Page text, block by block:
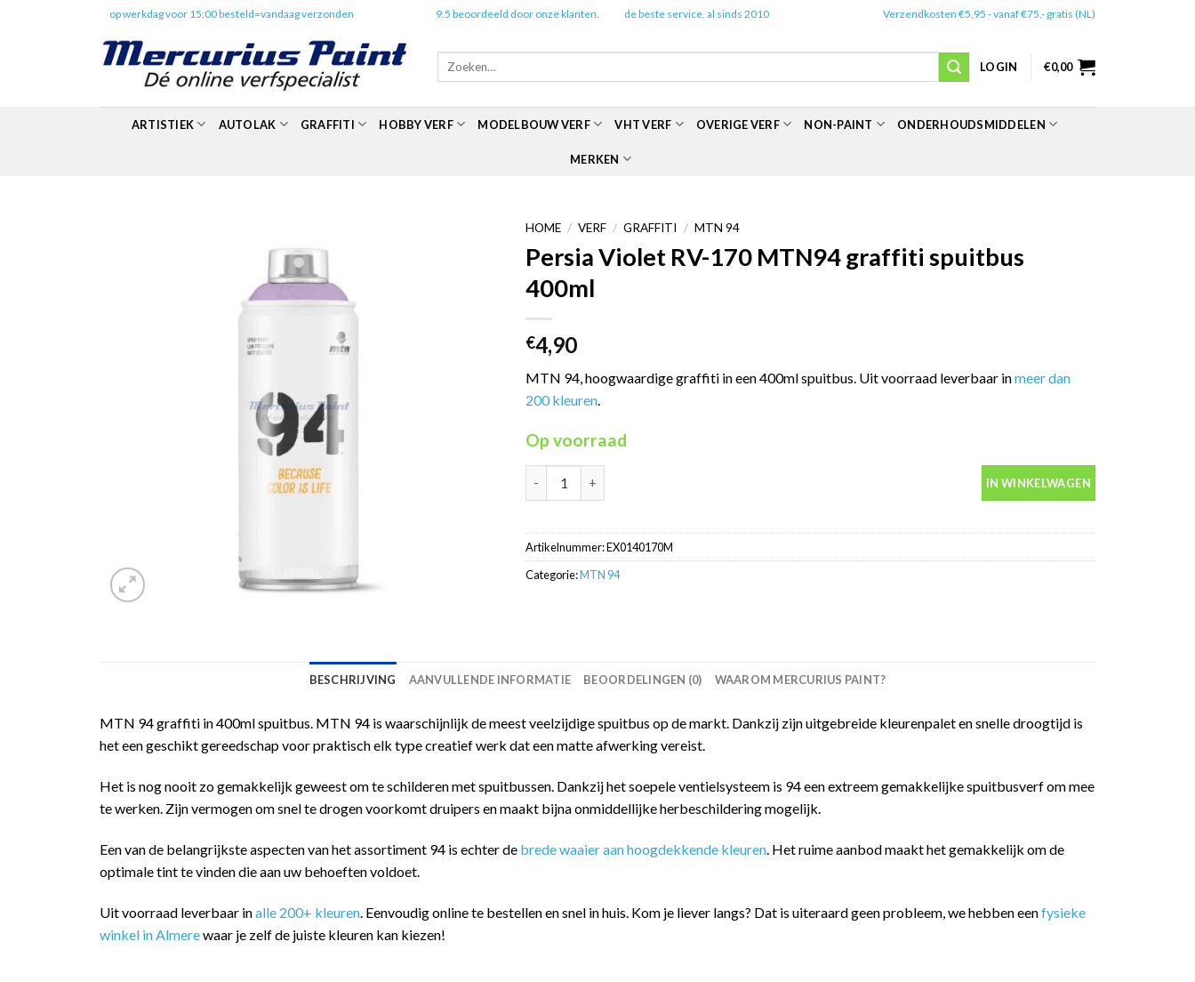
op werkdag voor 15:00 besteld=vandaag verzonden 9.5 beoordeeld door onze klanten. de beste service, al sinds 2010 Verzendkosten €5,95 - vanaf €75,- gratis (NL)
Zoeken
LOGIN €0,00
ARTISTIEK AUTOLAK GRAFFITI HOBBY VERF MODELBOUW VERF VHT VERF OVERIGE VERF NON-PAINT ONDERHOUDSMIDDELEN
MERKEN
HOME / VERF / GRAFFITI / MTN 94
Persia Violet RV-170 MTN94 graffiti spuitbus
400ml
€4,90
MTN 94, hoogwaardige graffiti in een 400ml spuitbus. Uit voorraad leverbaar inmeer dan
200 kleuren
Op voorraad
IN WINKELWAGEN
Artikelnummer:EX0140170M
Categorie:MTN 94
BESCHRIJVING AANVULLENDE INFORMATIE BEOORDELINGEN (0) WAAROM MERCURIUS PAINT?
MTN 94 graffiti in 400ml spuitbus. MTN 94 is waarschijnlijk de meest veelzijdige spuitbus op de markt. Dankzij zijn uitgebreide kleurenpalet en snelle droogtijd is
het een geschikt gereedschap voor praktisch elk type creatief werk dat een matte afwerking vereist.
Het is nog nooit zo gemakkelijk geweest om te schilderen met spuitbussen. Dankzij het soepele ventielsysteem is 94 een extreem gemakkelijke spuitbusverf om mee
te werken. Zijn vermogen om snel te drogen voorkomt druipers en maakt bijna onmiddellijke herbeschildering mogelijk.
Een van de belangrijkste aspecten van het assortiment 94 is echter de brede waaier aan hoogdekkende kleuren . Het ruime aanbod maakt het gemakkelijk om de
optimale tint te vinden die aan uw behoeften voldoet.
Uit voorraad leverbaar inalle 200+ kleuren . Eenvoudig online te bestellen en snel in huis. Kom je liever langs? Dat is uiteraard geen probleem, we hebben eenfysieke
winkel in Almerewaar je zelf de juiste kleuren kan kiezen!